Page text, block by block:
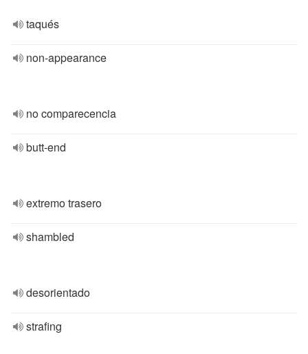
taqués
non-appearance
no comparecencia
butt-end
extremo trasero
shambled
desorientado
strafing